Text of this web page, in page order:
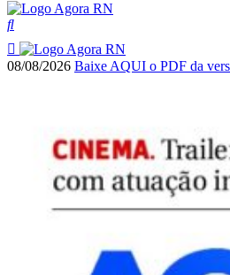
08/08/2026 Baixe AQUI o PDF da